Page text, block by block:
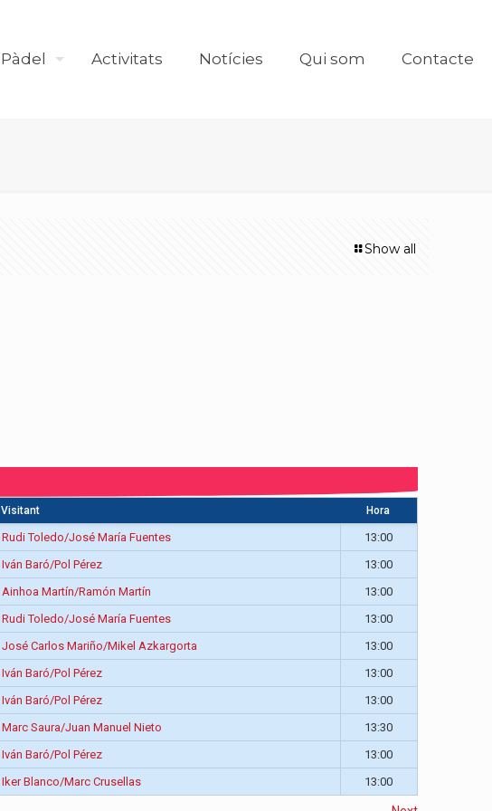
Pàdel Activitats Notícies Qui som Contacte
Show all
Visitant Hora
Rudi Toledo/José María Fuentes
13:00
Iván Baró/Pol Pérez
13:00
Ainhoa Martín/Ramón Martín
13:00
Rudi Toledo/José María Fuentes
13:00
José Carlos Mariño/Mikel Azkargorta
13:00
Iván Baró/Pol Pérez
13:00
Iván Baró/Pol Pérez
13:00
Marc Saura/Juan Manuel Nieto
13:30
Iván Baró/Pol Pérez
13:00
Iker Blanco/Marc Crusellas 13:00